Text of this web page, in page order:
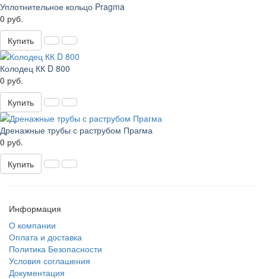
Уплотнительное кольцо Pragma
0 руб.
Купить
Колодец КК D 800
0 руб.
Купить
Дренажные трубы с раструбом Прагма
0 руб.
Купить
Информация
О компании
Оплата и доставка
Политика Безопасности
Условия соглашения
Документация